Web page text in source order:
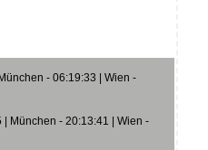
- 06:19:33 | Wien -
München - 20:13:41 | Wien -